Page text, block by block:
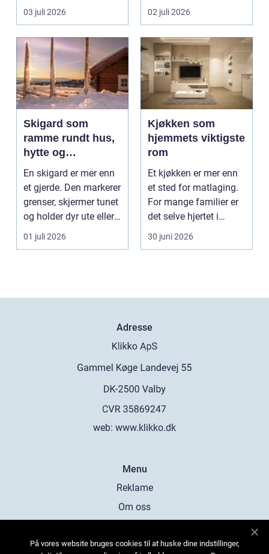
få andre aktiviteter
gjør...
03 juli 2026
som mål å s...
02 juli 2026
Skigard som
ramme rundt hus,
hytte og
kulturlandskap
En skigard er mer enn
et gjerde. Den markerer
grenser, skjermer tunet
og holder dyr ute eller
inne, ...
01 juli 2026
Kjøkken som
hjemmets viktigste
rom
Et kjøkken er mer enn
et sted for matlaging.
For mange familier er
det selve hjertet i
boligen, romm...
30 juni 2026
Adresse
web: www.klikko.dk
Menu
Reklame
Om oss
Kontakt Oss
På vores website bruges cookies til at huske dine indstillinger,